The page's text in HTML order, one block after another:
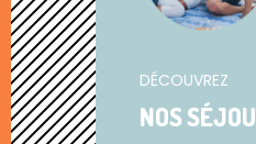
DÉCOUVREZ
NOS